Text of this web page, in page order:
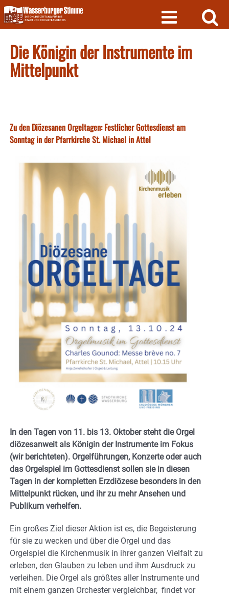
Skip
to
content
Die Königin der Instrumente im
Mittelpunkt
Zu den Diözesanen Orgeltagen: Festlicher Gottesdienst am
Sonntag in der Pfarrkirche St. Michael in Attel
In den Tagen von 11. bis 13. Oktober steht die Orgel
diözesanweit als Königin der Instrumente im Fokus
(wir berichteten). Orgelführungen, Konzerte oder auch
das Orgelspiel im Gottesdienst sollen sie in diesen
Tagen in der kompletten Erzdiözese besonders in den
Mittelpunkt rücken, und ihr zu mehr Ansehen und
Publikum verhelfen.
Ein großes Ziel dieser Aktion ist es, die Begeisterung
für sie zu wecken und über die Orgel und das
Orgelspiel die Kirchenmusik in ihrer ganzen Vielfalt zu
erleben, den Glauben zu leben und ihm Ausdruck zu
verleihen. Die Orgel als größtes aller Instrumente und
mit einem ganzen Orchester vergleichbar, findet vor